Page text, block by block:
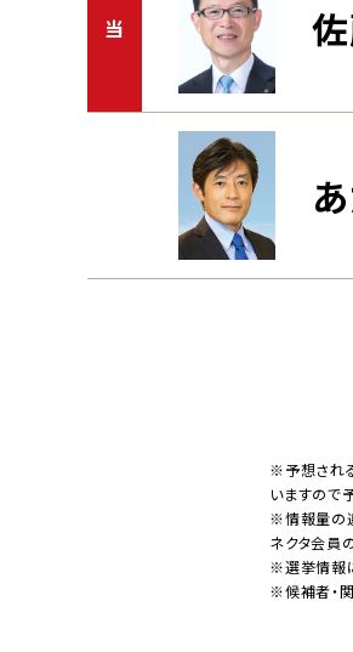
当
※予想され
いますので
※情報量の
ネクタ会員
※選挙情報
※候補者・